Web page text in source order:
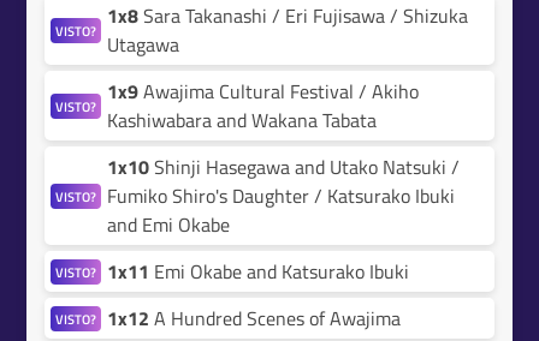
VISTO? 1x8Sara Takanashi / Eri Fujisawa / Shizuka
Utagawa
VISTO? 1x9Awajima Cultural Festival / Akiho
Kashiwabara and Wakana Tabata
VISTO?
1x10Shinji Hasegawa and Utako Natsuki /
Fumiko Shiro's Daughter / Katsurako Ibuki
and Emi Okabe
VISTO? 1x11 Emi Okabe and Katsurako Ibuki
VISTO? 1x12 A Hundred Scenes of Awajima